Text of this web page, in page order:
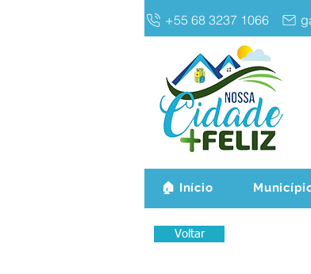
+55 68 3237 1066
🏠 Início
Voltar